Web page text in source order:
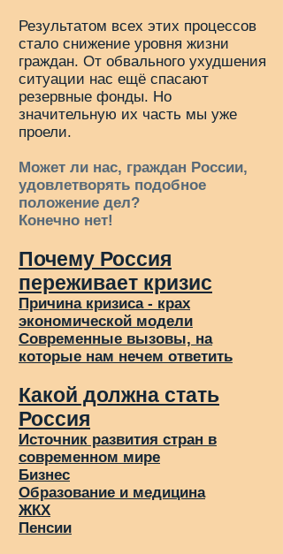
Результатом всех этих процессов
стало снижение уровня жизни
граждан. От обвального ухудшения
ситуации нас ещё спасают
резервные фонды. Но
значительную их часть мы уже
проели.
Может ли нас, граждан России,
удовлетворять подобное
положение дел?
Конечно нет!
Почему Россия
переживает кризис
Причина кризиса - крах
экономической модели
Современные вызовы, на
которые нам нечем ответить
Какой должна стать
Россия
Источник развития стран в
современном мире
Бизнес
Образование и медицина
ЖКХ
Пенсии